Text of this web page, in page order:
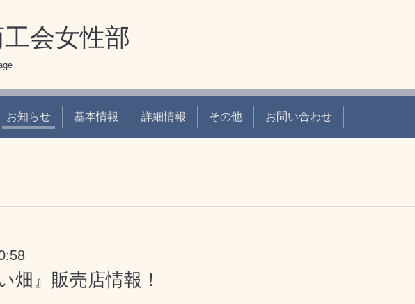
会女性部
お知らせ 基本情報 詳細情報 その他 お問い合わせ
畑』販売店情報！